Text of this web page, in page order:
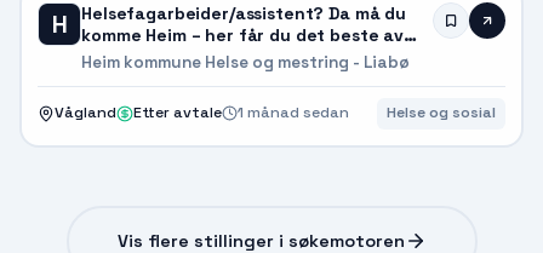
H
Helsefagarbeider/assistent? Da må du
komme Heim – her får du det beste av
det meste!
Heim kommune Helse og mestring - Liabø
Vågland Etter avtale 1 månad sedan Helse og sosial
Vis flere stillinger i søkemotoren